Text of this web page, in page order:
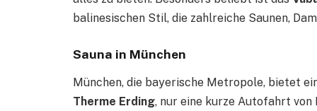
balinesischen Stil, die zahlreiche Saunen,
Sauna in München
München, die bayerische Metropole, bietet
Therme Erding, nur eine kurze Autofahrt